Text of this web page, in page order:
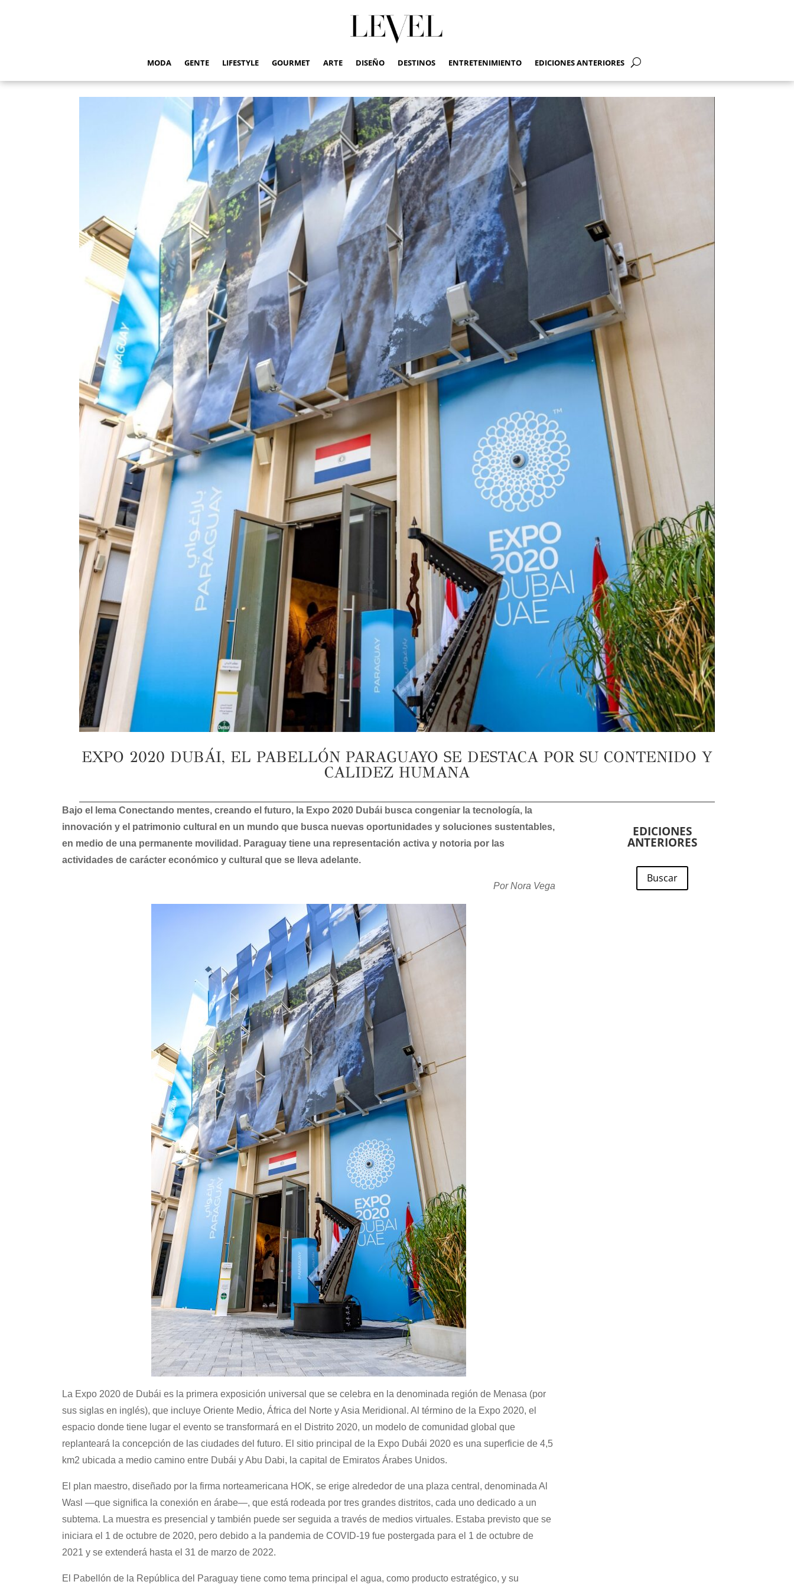
MODA GENTE LIFESTYLE GOURMET ARTE DISEÑO DESTINOS ENTRETENIMIENTO EDICIONES ANTERIORES
EXPO 2020 DUBÁI, EL PABELLÓN PARAGUAYO SE DESTACA POR SU CONTENIDO Y
CALIDEZ HUMANA
Bajo el lema Conectando mentes, creando el futuro, la Expo 2020 Dubái busca congeniar la tecnología, la
innovación y el patrimonio cultural en un mundo que busca nuevas oportunidades y soluciones sustentables,
en medio de una permanente movilidad. Paraguay tiene una representación activa y notoria por las
actividades de carácter económico y cultural que se lleva adelante.
Por Nora Vega
La Expo 2020 de Dubái es la primera exposición universal que se celebra en la denominada región de Menasa (por
sus siglas en inglés), que incluye Oriente Medio, África del Norte y Asia Meridional. Al término de la Expo 2020, el
espacio donde tiene lugar el evento se transformará en el Distrito 2020, un modelo de comunidad global que
replanteará la concepción de las ciudades del futuro. El sitio principal de la Expo Dubái 2020 es una superficie de 4,5
km2 ubicada a medio camino entre Dubái y Abu Dabi, la capital de Emiratos Árabes Unidos.
El plan maestro, diseñado por la firma norteamericana HOK, se erige alrededor de una plaza central, denominada Al
Wasl —que significa la conexión en árabe—, que está rodeada por tres grandes distritos, cada uno dedicado a un
subtema. La muestra es presencial y también puede ser seguida a través de medios virtuales. Estaba previsto que se
iniciara el 1 de octubre de 2020, pero debido a la pandemia de COVID-19 fue postergada para el 1 de octubre de
2021 y se extenderá hasta el 31 de marzo de 2022.
El Pabellón de la República del Paraguay tiene como tema principal el agua, como producto estratégico, y su
EDICIONES
ANTERIORES
Buscar